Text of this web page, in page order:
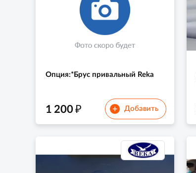
Опция:*Брус привальный Reka
1 200₽ + Добавить